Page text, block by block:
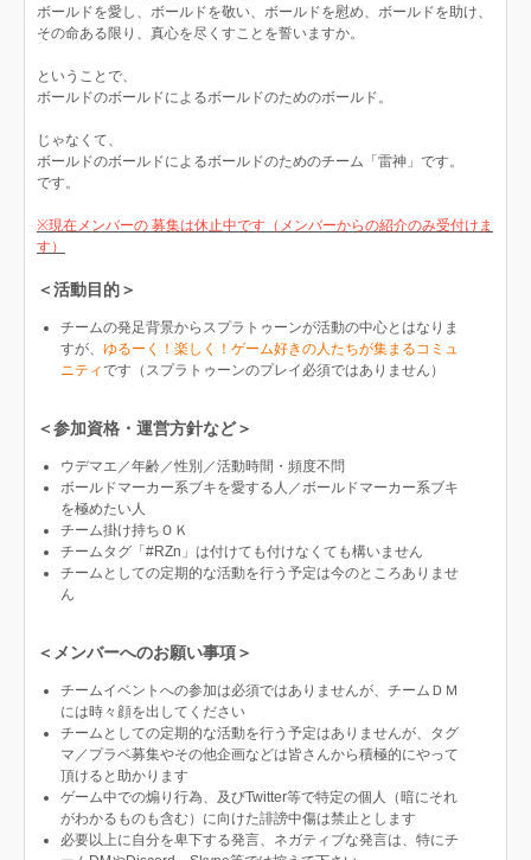
ボールドを愛し、ボールドを敬い、ボールドを慰め、ボールドを助け、
その命ある限り、真心を尽くすことを誓いますか。
ということで、
ボールドのボールドによるボールドのためのボールド。
じゃなくて、
ボールドのボールドによるボールドのためのチーム「雷神」です。
です。
※現在メンバーの 募集は休止中です（メンバーからの紹介のみ受付けま
す）
＜活動目的＞
チームの発足背景からスプラトゥーンが活動の中心とはなりま
すが、 ゆるーく！楽しく！ゲーム好きの人たちが集まるコミュ
ニティです（スプラトゥーンのプレイ必須ではありません）
＜参加資格・運営方針など＞
ウデマエ／年齢／性別／活動時間・頻度不問
ボールドマーカー系ブキを愛する人／ボールドマーカー系ブキ
を極めたい人
チーム掛け持ちＯＫ
チームタグ「#RZn」は付けても付けなくても構いません
チームとしての定期的な活動を行う予定は今のところありませ
ん
＜メンバーへのお願い事項＞
チームイベントへの参加は必須ではありませんが、チームＤＭ
には時々顔を出してください
チームとしての定期的な活動を行う予定はありませんが、タグ
マ／プラベ募集やその他企画などは皆さんから積極的にやって
頂けると助かります
ゲーム中での煽り行為、及びTwitter等で特定の個人（暗にそれ
がわかるものも含む）に向けた誹謗中傷は禁止とします
必要以上に自分を卑下する発言、ネガティブな発言は、特にチ